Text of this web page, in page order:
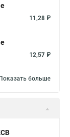
Стяжки жгуты
4
11,28 ₽
12,57 ₽
Показать больше